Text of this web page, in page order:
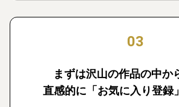
03
まずは沢山の作品の中か
直感的に「お気に入り登録